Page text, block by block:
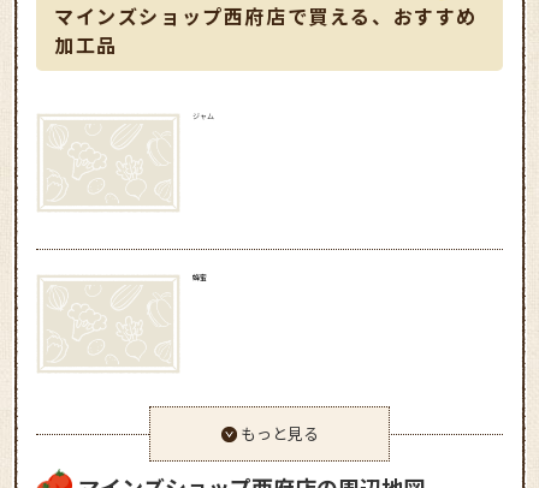
マインズショップ西府店で買える、おすすめ
加工品
ジャム
蜂蜜
もっと見る